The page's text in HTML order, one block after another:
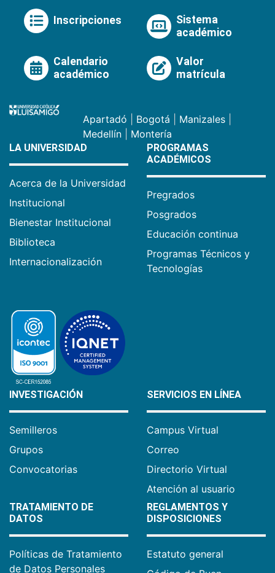
Inscripciones
Sistema
académico
Calendario
académico
Valor
matrícula
Apartadó Bogotá Manizales
Medellín
Montería
LA UNIVERSIDAD
Acerca de la Universidad
Institucional
Bienestar Institucional
Biblioteca
Internacionalización
PROGRAMAS
ACADÉMICOS
Pregrados
Posgrados
Educación continua
Programas Técnicos y
Tecnologías
INVESTIGACIÓN
Semilleros
Grupos
Convocatorias
SERVICIOS EN LÍNEA
Campus Virtual
Correo
Directorio Virtual
Atención al usuario
TRATAMIENTO DE
DATOS
Políticas de Tratamiento
de Datos Personales
REGLAMENTOS Y
DISPOSICIONES
Estatuto general